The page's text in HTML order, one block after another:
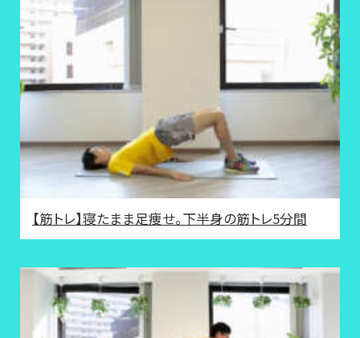
【筋トレ】寝たまま足痩せ。下半身の筋トレ5分間